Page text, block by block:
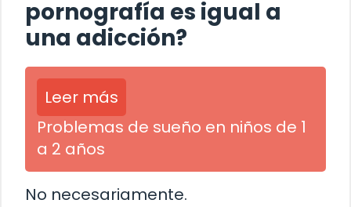
pornografía es igual a
una adicción?
Leer más
Problemas de sueño en niños de 1
a 2 años
No necesariamente.